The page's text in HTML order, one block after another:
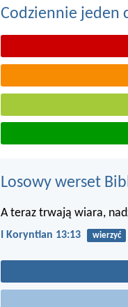
Codziennie jeden
Losowy werset
A teraz trwają wiara,
I Koryntian 13:13 wierzyć